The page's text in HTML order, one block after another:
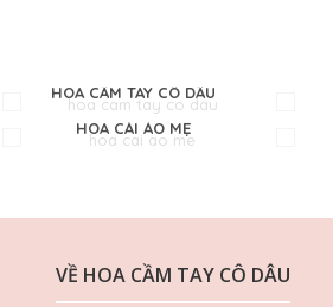
HOA CẦM TAY CÔ DÂU
HOA CÀI ÁO MẸ
VỀ HOA CẦM TAY CÔ DÂU